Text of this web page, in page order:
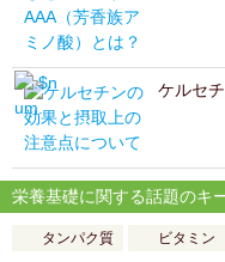
ケルセ
栄養基礎に関する話題のキ
タンパク質 ビタミン